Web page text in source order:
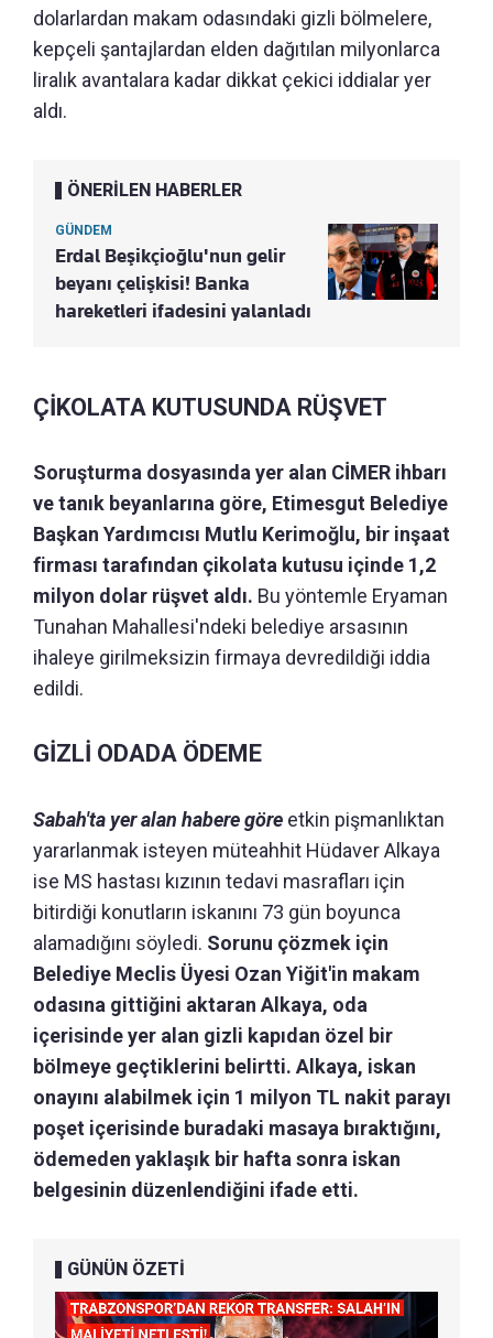
dolarlardan makam odasındaki gizli bölmelere,
kepçeli şantajlardan elden dağıtılan milyonlarca
liralık avantalara kadar dikkat çekici iddialar yer
aldı.
ÖNERİLEN HABERLER
GÜNDEM
Erdal Beşikçioğlu'nun gelir
beyanı çelişkisi! Banka
hareketleri ifadesini yalanladı
ÇİKOLATA KUTUSUNDA RÜŞVET
Soruşturma dosyasında yer alan CİMER ihbarı
ve tanık beyanlarına göre, Etimesgut Belediye
Başkan Yardımcısı Mutlu Kerimoğlu, bir inşaat
firması tarafından çikolata kutusu içinde 1,2
milyon dolar rüşvet aldı. Bu yöntemle Eryaman
Tunahan Mahallesi'ndeki belediye arsasının
ihaleye girilmeksizin firmaya devredildiği iddia
edildi.
GİZLİ ODADA ÖDEME
Sabah'ta yer alan habere göre etkin pişmanlıktan
yararlanmak isteyen müteahhit Hüdaver Alkaya
ise MS hastası kızının tedavi masrafları için
bitirdiği konutların iskanını 73 gün boyunca
alamadığını söyledi. Sorunu çözmek için
Belediye Meclis Üyesi Ozan Yiğit'in makam
odasına gittiğini aktaran Alkaya, oda
içerisinde yer alan gizli kapıdan özel bir
bölmeye geçtiklerini belirtti. Alkaya, iskan
onayını alabilmek için 1 milyon TL nakit parayı
poşet içerisinde buradaki masaya bıraktığını,
ödemeden yaklaşık bir hafta sonra iskan
belgesinin düzenlendiğini ifade etti.
GÜNÜN ÖZETİ